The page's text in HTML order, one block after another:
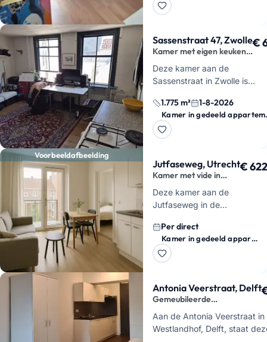
Sassenstraat 47, Zwolle
Kamer met eigen keuken
in hartje Zwolle
€
Deze kamer aan de
Sassenstraat in Zwolle is
2026. Je woont hier op de
eerste verdieping van een
Rijksmonument, midden in …
1.775 m² 1-8-2026
Voorbeeldafbeelding
Jutfaseweg, Utrecht
Kamer met vide in
Rivierenwijk
€ 622
Deze kamer aan de
Jutfaseweg in de
beschikbaar. Je huurt een
gestoffeerde flatshare kamer
met vide, een eigen wastafel
Per direct
Kamer in gedeeld appartement
Antonia Veerstraat, Delft
Gemeubileerde
studentenkamer met
internet
Aan de Antonia Veerstraat in
Westlandhof, Delft, staat